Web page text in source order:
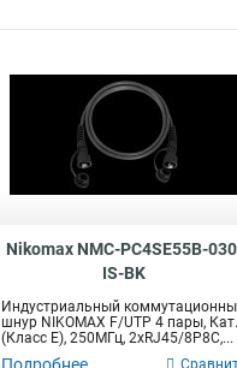
Nikomax NMC-PC4SE55B-
IS-BK
Индустриальный
шнур NIKOMAX F/UTP 4 пары,
(Класс E), 250МГц, 2хRJ45/8P8C,...